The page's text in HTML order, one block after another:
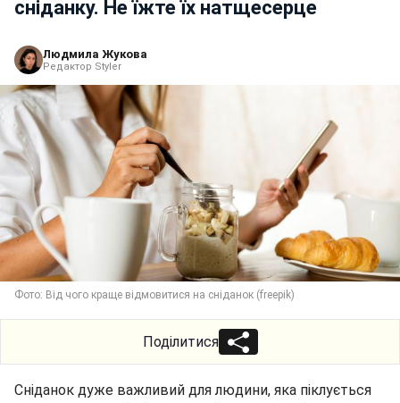
сніданку. Не їжте їх натщесерце
Людмила Жукова
Редактор Styler
Фото: Від чого краще відмовитися на сніданок (freepik)
Поділитися
Сніданок дуже важливий для людини, яка піклується